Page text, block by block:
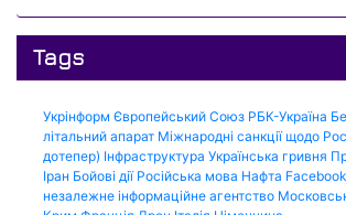
Tags
Укрінформ Європейський Союз РБК-Україна
літальний апарат Міжнародні санкції щодо
дотепер) Інфраструктура Українська гривня
Іран Бойові дії Російська мова Нафта Facebook
незалежне інформаційне агентство